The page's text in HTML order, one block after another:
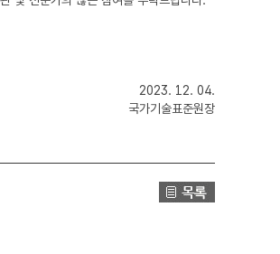
2023. 12. 04.
국가기술표준원장